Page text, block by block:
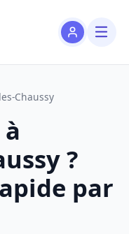
Chaussy
?
par